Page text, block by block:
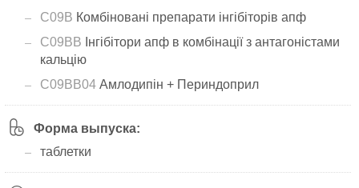
C09B Комбіновані препарати інгібіторів апф
C09BB Інгібітори апф в комбінації з антагоністами
кальцію
C09BB04 Амлодипін + Периндоприл
Форма выпуска:
таблетки